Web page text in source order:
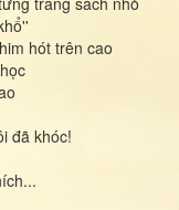
hót trên cao
đã khóc!